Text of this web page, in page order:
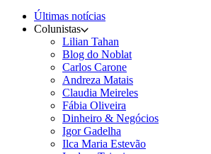
Últimas notícias
Colunistas
Lilian Tahan
Blog do Noblat
Carlos Carone
Andreza Matais
Claudia Meireles
Fábia Oliveira
Dinheiro & Negócios
Igor Gadelha
Ilca Maria Estevão